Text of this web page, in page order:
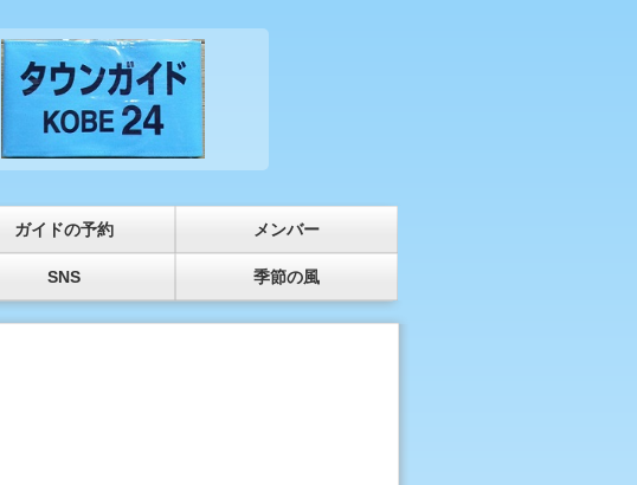
ガイドの予約 メンバー
SNS 季節の風